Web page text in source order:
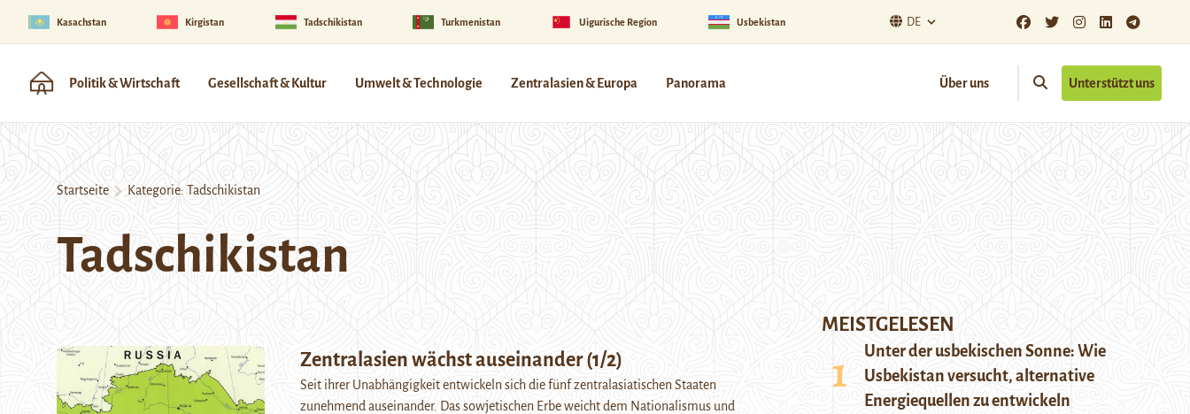
Kasachstan Kirgistan Tadschikistan Turkmenistan Uigurische Region Usbekistan DE
Politik & Wirtschaft Gesellschaft & Kultur Umwelt & Technologie Zentralasien & Europa Panorama Über uns Unterstützt uns
Startseite Kategorie: Tadschikistan
Tadschikistan
Zentralasien wächst auseinander (1/2)
Seit ihrer Unabhängigkeit entwickeln sich die fünf zentralasiatischen Staaten
zunehmend auseinander. Das sowjetischen Erbe weicht dem Nationalismus und
MEISTGELESEN
Unter der usbekischen Sonne: Wie
Usbekistan versucht, alternative
Energiequellen zu entwickeln